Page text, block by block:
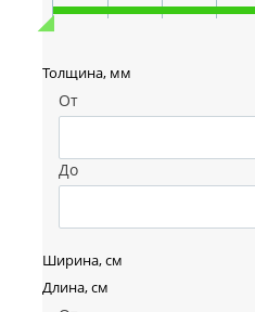
Толщина, мм
От
До
Ширина, см
Длина, см